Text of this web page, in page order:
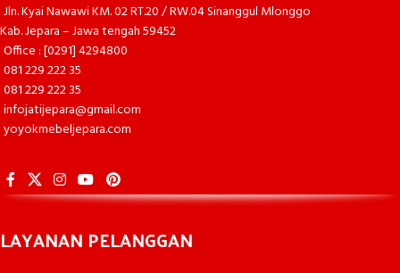
Jln. Kyai Nawawi KM. 02 RT.20 / RW.04 Sinanggul Mlonggo
Kab. Jepara – Jawa tengah 59452
Office : [0291] 4294800
081 229 222 35
081 229 222 35
infojatijepara@gmail.com
yoyokmebeljepara.com
LAYANAN PELANGGAN